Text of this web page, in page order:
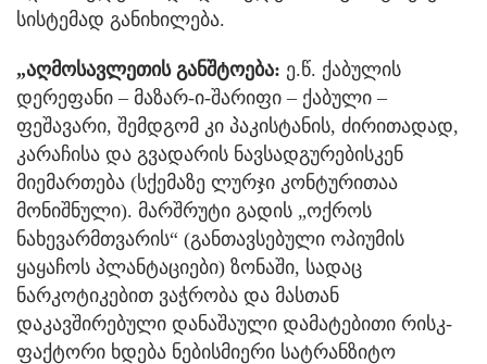
სისტემად განიხილება.
„აღმოსავლეთის განშტოება: ე.წ. ქაბულის
დერეფანი – მაზარ-ი-შარიფი – ქაბული –
ფეშავარი, შემდგომ კი პაკისტანის, ძირითადად,
კარაჩისა და გვადარის ნავსადგურებისკენ
მიემართება (სქემაზე ლურჯი კონტურითაა
მონიშნული). მარშრუტი გადის „ოქროს
ნახევარმთვარის“ (განთავსებული ოპიუმის
ყაყაჩოს პლანტაციები) ზონაში, სადაც
ნარკოტიკებით ვაჭრობა და მასთან
დაკავშირებული დანაშაული დამატებითი რისკ-
ფაქტორი ხდება ნებისმიერი სატრანზიტო